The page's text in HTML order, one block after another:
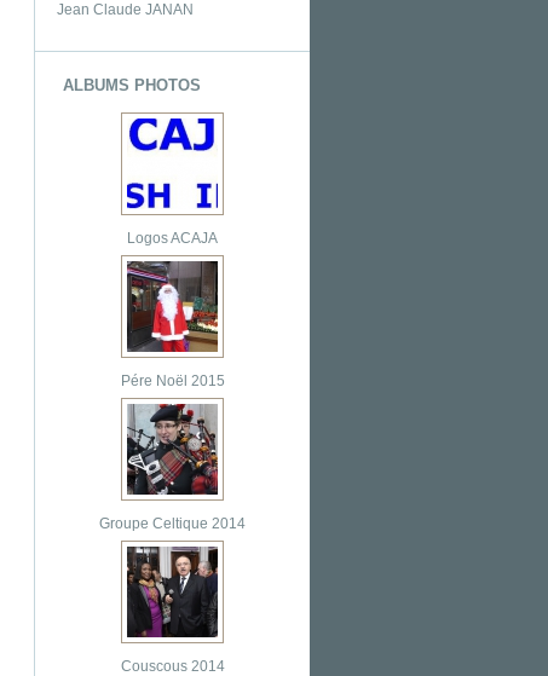
Jean Claude JANAN
ALBUMS PHOTOS
Logos ACAJA
Pére Noël 2015
Groupe Celtique 2014
Couscous 2014